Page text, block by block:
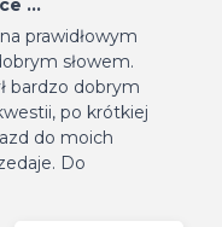
...
prawidłowym
słowem.
bardzo dobrym
po krótkiej
do moich
Do